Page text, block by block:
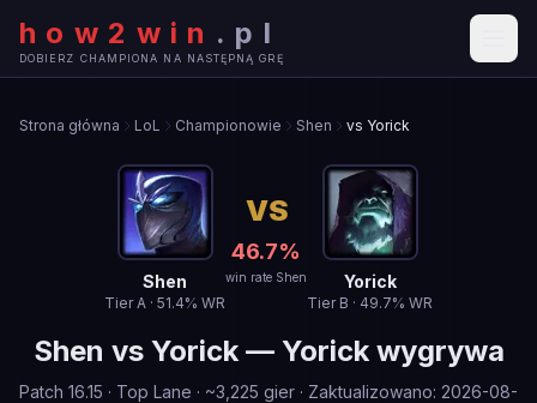
how2win . pl
DOBIERZ CHAMPIONA NA NASTĘPNĄ GRĘ
Strona główna LoL Championowie Shen vs Yorick
Shen
TierA · 51.4% WR
VS
46.7%
win rate Shen Yorick
Tier B · 49.7% WR
Shen vs Yorick— Yorick wygrywa
Patch 16.15 · Top Lane · ~3,225 gier · Zaktualizowano: 2026-08-